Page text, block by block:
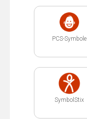
PCS-Symbole
SymbolStix